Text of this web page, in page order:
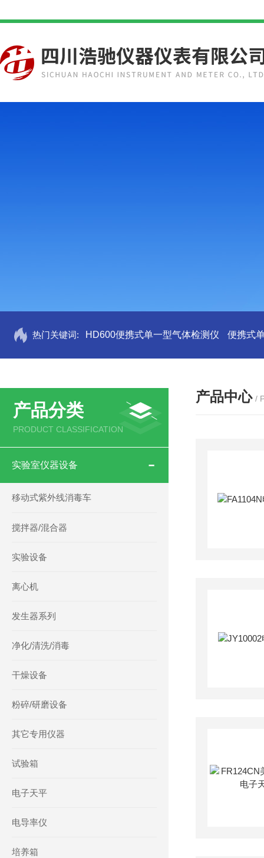
热门关键词: HD600便携式单一型气体检测仪 便携式
产品分类
PRODUCT CLASSIFICATION
实验室仪器设备
移动式紫外线消毒车
搅拌器/混合器
实验设备
离心机
发生器系列
净化/清洗/消毒
干燥设备
粉碎/研磨设备
其它专用仪器
试验箱
电子天平
电导率仪
培养箱
产品中心 /